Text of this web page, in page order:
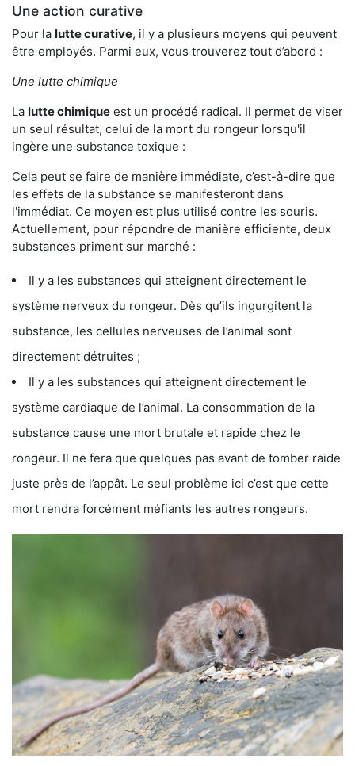
Une action curative
Pour la lutte curative, il y a plusieurs moyens qui peuvent
être employés. Parmi eux, vous trouverez tout d’abord :
Une lutte chimique
La lutte chimique est un procédé radical. Il permet de viser
un seul résultat, celui de la mort du rongeur lorsqu'il
ingère une substance toxique :
Cela peut se faire de manière immédiate, c’est-à-dire que
les effets de la substance se manifesteront dans
l'immédiat. Ce moyen est plus utilisé contre les souris.
Actuellement, pour répondre de manière efficiente, deux
substances priment sur marché :
Il y a les substances qui atteignent directement le
système nerveux du rongeur. Dès qu’ils ingurgitent la
substance, les cellules nerveuses de l’animal sont
directement détruites ;
Il y a les substances qui atteignent directement le
système cardiaque de l’animal. La consommation de la
substance cause une mort brutale et rapide chez le
rongeur. Il ne fera que quelques pas avant de tomber raide
juste près de l’appât. Le seul problème ici c’est que cette
mort rendra forcément méfiants les autres rongeurs.